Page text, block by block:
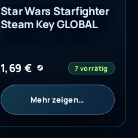
Star Wars Starfighter
Steam Key GLOBAL
1,69€ 7 vorrätig
Mehr zeigen…